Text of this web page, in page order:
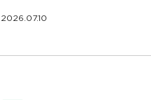
2026.07.10